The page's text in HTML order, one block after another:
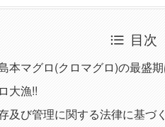
目次
本マグロ(クロマグロ)の最盛
大漁!!
及び管理に関する法律に基